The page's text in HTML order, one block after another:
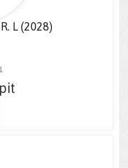
L (2028)